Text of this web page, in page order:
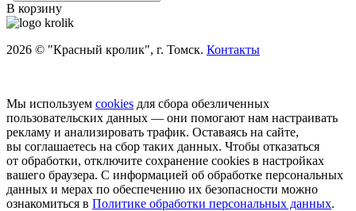
В корзину
2026 © "Красный кролик", г. Томск. Контакты
Мы используем cookies для сбора обезличенных
пользовательских данных — они помогают нам настраивать
рекламу и анализировать трафик. Оставаясь на сайте,
вы соглашаетесь на сбор таких данных. Чтобы отказаться
от обработки, отключите сохранение cookies в настройках
вашего браузера. С информацией об обработке персональных
данных и мерах по обеспечению их безопасности можно
ознакомиться в Политике обработки персональных данных.